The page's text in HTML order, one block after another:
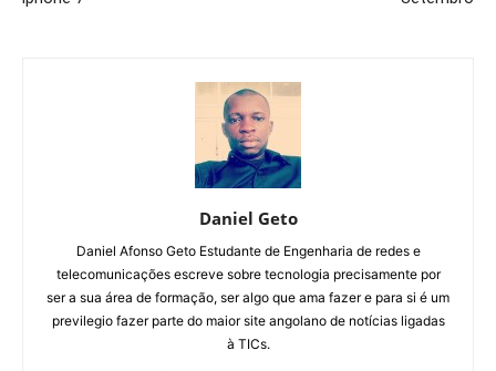
Daniel Geto
Daniel Afonso Geto Estudante de Engenharia de redes e
telecomunicações escreve sobre tecnologia precisamente por
ser a sua área de formação, ser algo que ama fazer e para si é um
previlegio fazer parte do maior site angolano de notícias ligadas
à TICs.